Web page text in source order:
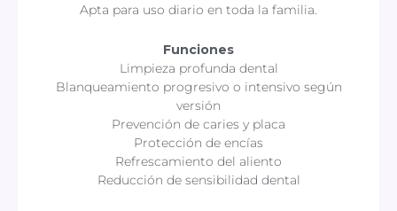
Apta para uso diario en toda la familia.
Funciones
Limpieza profunda dental
Blanqueamiento progresivo o intensivo según
versión
Prevención de caries y placa
Protección de encías
Refrescamiento del aliento
Reducción de sensibilidad dental